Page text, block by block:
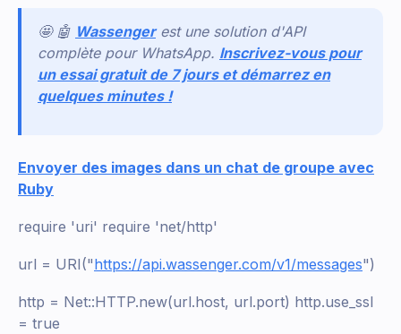
🤩 🤖 Wassenger est une solution d'API
complète pour WhatsApp. Inscrivez-vous pour
un essai gratuit de 7 jours et démarrez en
quelques minutes !
Envoyer des images dans un chat de groupe avec
Ruby
require 'uri' require 'net/http'
url = URI("https://api.wassenger.com/v1/messages")
http = Net::HTTP.new(url.host, url.port) http.use_ssl
= true